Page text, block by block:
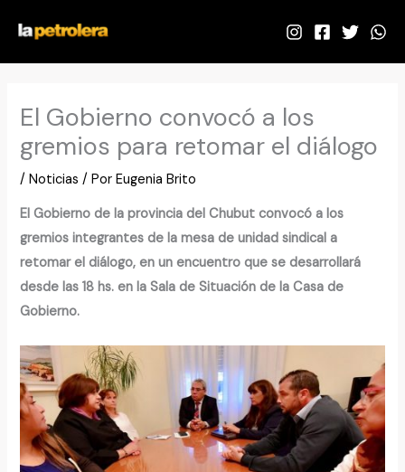
contenido
El Gobierno convocó a los
gremios para retomar el diálogo
/Noticias / PorEugenia Brito
El Gobierno de la provincia del Chubut convocó a los
gremios integrantes de la mesa de unidad sindical a
retomar el diálogo, en un encuentro que se desarrollará
desde las 18 hs. en la Sala de Situación de la Casa de
Gobierno.